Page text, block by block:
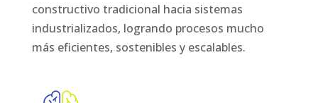
constructivo tradicional hacia sistemas
industrializados, logrando procesos mucho
más eficientes, sostenibles y escalables.